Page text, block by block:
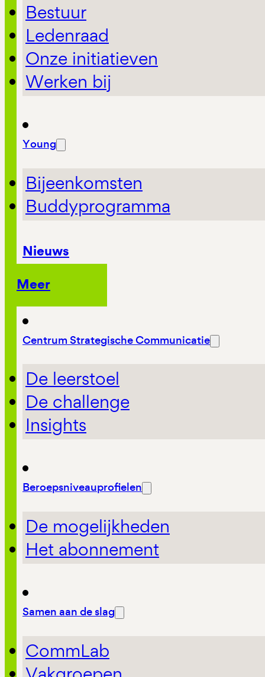
Bestuur
Ledenraad
Onze initiatieven
Werken bij
Young
Bijeenkomsten
Buddyprogramma
Nieuws
Meer
Centrum Strategische Communicatie
De leerstoel
De challenge
Insights
Beroepsniveauprofielen
De mogelijkheden
Het abonnement
Samen aan de slag
CommLab